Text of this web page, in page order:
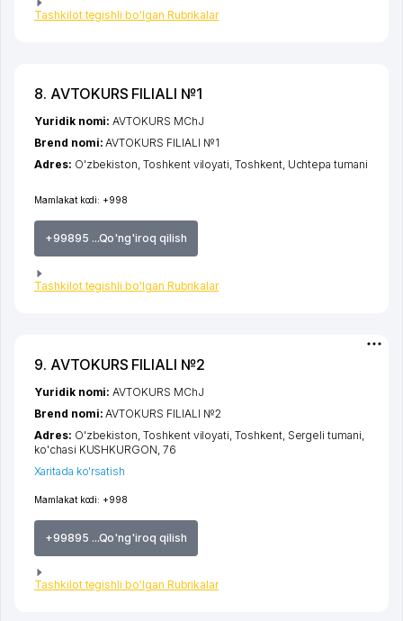
Tashkilot tegishli bo'lgan Rubrikalar
8. AVTOKURS FILIALI №1
Mamlakat kodi: +998
+99895 ...Qo'ng'iroq qilish
Tashkilot tegishli bo'lgan Rubrikalar
Yuridik nomi:AVTOKURS MChJ
Brend nomi:AVTOKURS FILIALI №1
Adres: O'zbekiston,Toshkent viloyati,Toshkent, Uchtepa tumani
9. AVTOKURS FILIALI №2
Mamlakat kodi: +998
+99895 ...Qo'ng'iroq qilish
Tashkilot tegishli bo'lgan Rubrikalar
Yuridik nomi:AVTOKURS MChJ
Brend nomi:AVTOKURS FILIALI №2
Adres: O'zbekiston,Toshkent viloyati ,Toshkent, Sergeli tumani
ko'chasi KUSHKURGON , 76
Xaritada ko'rsatish